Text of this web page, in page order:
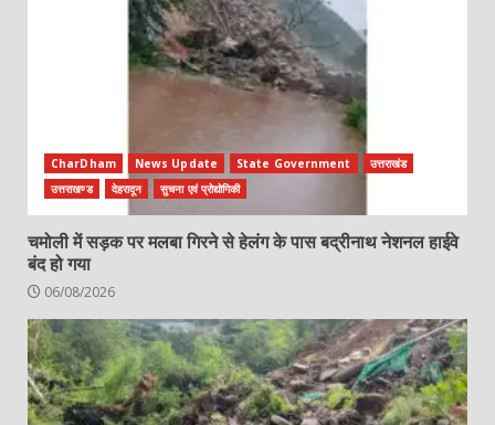
CharDham News Update State Government
उत्तराखंड
उत्तराखण्ड
देहरादून सुचना एवं प्रोद्योगिकी
चमोली में सड़क पर मलबा गिरने से हेलंग के पास बद्रीनाथ नेशनल हाईवे
बंद हो गया
06/08/2026